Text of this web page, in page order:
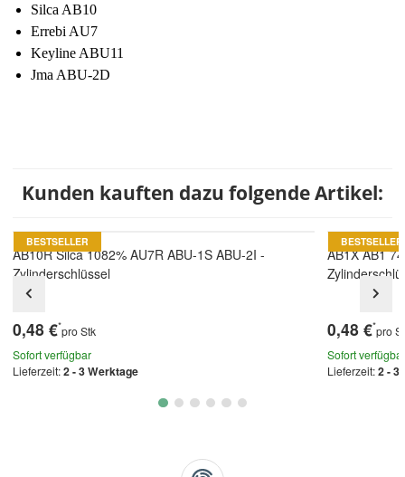
Silca AB10
Errebi AU7
Keyline ABU11
Jma ABU-2D
Kunden kauften dazu folgende Artikel:
BESTSELLER
AB10R Silca 1082% AU7R ABU-1S ABU-2I -
Zylinderschlüssel
0,48 €*pro Stk
Sofort verfügbar
Lieferzeit:2 - 3 Werktage
BESTSELLER
AB1X AB1
0,48 €*pro
Sofort verfügbar
Lieferzeit:2 - 3